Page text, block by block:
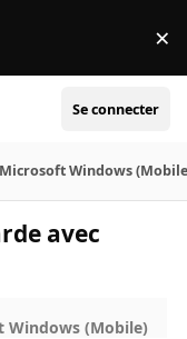
×
Se connecter
Microsoft Windows
avec
Windows (Mobile)